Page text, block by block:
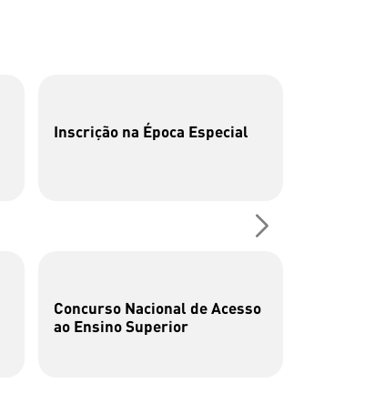
Inscrição na Época Especial
Concurso Nacional de Acesso
ao Ensino Superior